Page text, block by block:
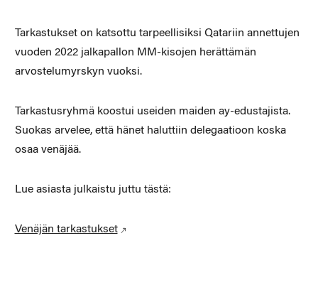
Tarkastukset on katsottu tarpeellisiksi Qatariin annettujen
vuoden 2022 jalkapallon MM-kisojen herättämän
arvostelumyrskyn vuoksi.
Tarkastusryhmä koostui useiden maiden ay-edustajista.
Suokas arvelee, että hänet haluttiin delegaatioon koska
osaa venäjää.
Lue asiasta julkaistu juttu tästä:
Venäjän tarkastukset